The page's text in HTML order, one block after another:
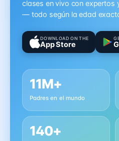
clases en vivo con expertos
— todo según la edad
DOWNLOAD ON THE
App Store
11M+
Padres en el mundo
140+